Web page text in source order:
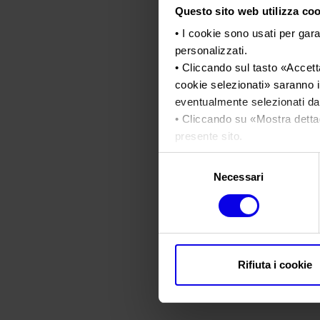
Questo sito web utilizza
• I cookie sono usati per
personalizzati.
• Cliccando sul tasto «
cookie selezionati» saranno
eventualmente selezionati
• Cliccando su «Mostra
presente sito.
•Clicca quiper visualizzare
Necessari
Rifiuta i cookie